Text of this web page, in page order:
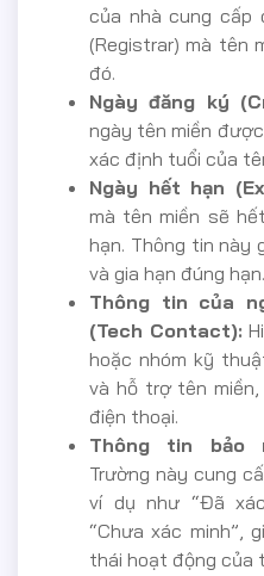
của nhà cung cấp
(Registrar) mà tên
đó.
Ngày đăng ký
ngày tên miền
xác định tuổi của
Ngày hết hạn
mà tên miền sẽ
hạn. Thông tin này
và gia hạn đúng hạn.
Thông tin của
(Tech Contact):
hoặc nhóm kỹ
và hỗ trợ tên
điện thoại.
Thông tin bảo
Trường này cung
ví dụ như “Đã
“Chưa xác minh”,
thái hoạt động của